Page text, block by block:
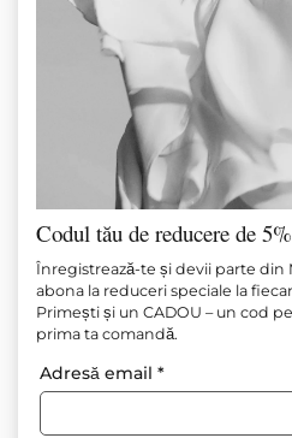
FRANCEZĂ
Articol № М1207
110.00€ (215.14 лв.)
Codul tău de reducere de
Înregistrează-te și devii parte din
abona la reduceri speciale la
Primești și un CADOU – un cod
prima ta comandă.
Adresă email*